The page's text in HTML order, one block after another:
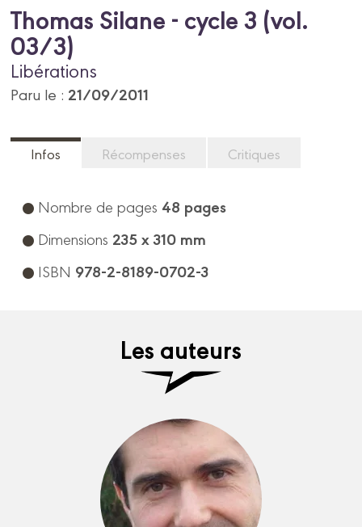
Thomas Silane - cycle 3 (vol.
03/3)
Libérations
Paru le : 21/09/2011
Infos Récompenses Critiques
Nombre de pages 48 pages
Dimensions 235 x 310 mm
ISBN 978-2-8189-0702-3
Les auteurs